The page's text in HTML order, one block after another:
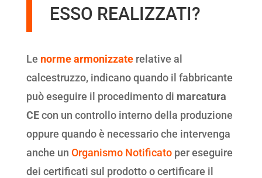
ESSO REALIZZATI?
Le norme armonizzaterelative al
calcestruzzo, indicano quando il fabbricante
può eseguire il procedimento di marcatura
CEcon un controllo interno della produzione
oppure quando è necessario che intervenga
anche un Organismo Notificatoper eseguire
dei certificati sul prodotto o certificare il